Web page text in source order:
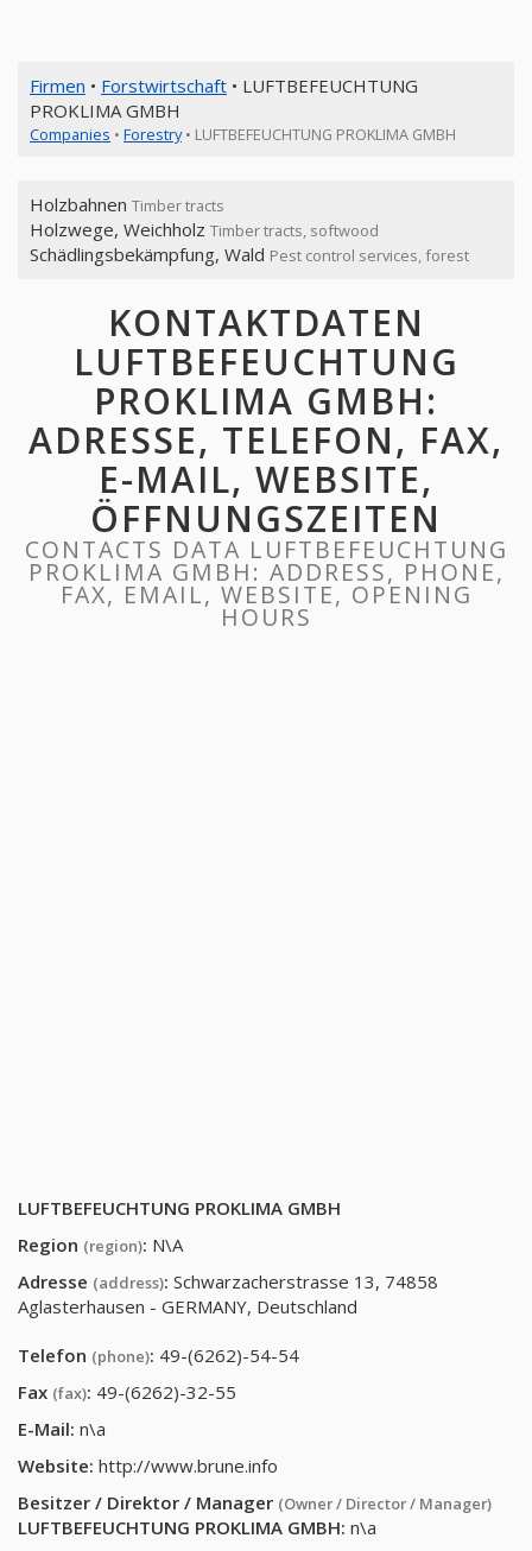
Firmen • Forstwirtschaft • LUFTBEFEUCHTUNG
PROKLIMA GMBH
Companies • Forestry• LUFTBEFEUCHTUNG PROKLIMA GMBH
Holzbahnen Timber tracts
Holzwege, Weichholz Timber tracts, softwood
Schädlingsbekämpfung, Wald Pest control services, forest
KONTAKTDATEN
LUFTBEFEUCHTUNG
PROKLIMA GMBH:
ADRESSE, TELEFON, FAX,
E-MAIL, WEBSITE,
ÖFFNUNGSZEITEN
CONTACTS DATA LUFTBEFEUCHTUNG
PROKLIMA GMBH: ADDRESS, PHONE,
FAX, EMAIL, WEBSITE, OPENING
HOURS
LUFTBEFEUCHTUNG PROKLIMA GMBH
Region (region): N\A
Adresse (address): Schwarzacherstrasse 13, 74858
Aglasterhausen - GERMANY, Deutschland
Telefon (phone): 49-(6262)-54-54
Fax (fax): 49-(6262)-32-55
E-Mail: n\a
Website: http://www.brune.info
Besitzer / Direktor / Manager (Owner / Director / Manager)
LUFTBEFEUCHTUNG PROKLIMA GMBH: n\a